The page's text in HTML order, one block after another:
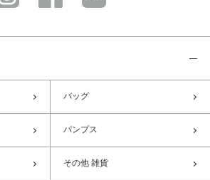
バッグ
パンプス
その他 雑貨